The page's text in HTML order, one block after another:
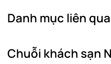
Danh mục liên
Chuỗi khách sạn